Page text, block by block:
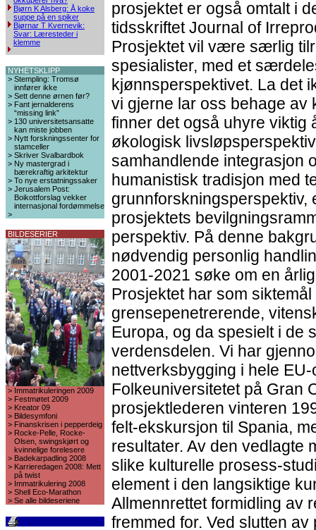
Bjørn K Alsberg: Å koke
suppe på en spiker
Bjørnar T Kvernevik:
Svar: Læresteder i
klemme
NYHETSKLIPP
> Stempling: Tromsø
innfører ikke
> Sett denne ørnen før?
> Fant jernalderens
“missing link”
> 130 universitetsansatte
kan miste jobben
> Nytt forskningssenter for
stamceller
> Skriver Svalbardbok
> Ny mastergrad i
bærekraftig arkitektur
> To nye erstatningssaker
> Jerusalem Post:
Boikottforslag vekker
internasjonal fordømmelse
>
BILDESERIER
> Immatrikuleringen 2009
> Festmøtet 2009
> Kreator 09
> Bildesymfoni
> Finanskrisen i pepperdeig
> Rocke-Pelle, Rocke-
Olsen, swingskjørt og
kvinnelige forelesere
> Badekarpadling 2008
> Karrieredagen 2008: Mett
på twist
> Immatrikulering 2008
> Shell Eco-Marathon
> Se alle bildeseriene
prosjektet er også omtalt i
tidsskriftet Journal of
Prosjektet vil være særlig
spesialister, med et
kjønnsperspektivet. La det
vi gjerne lar oss behage av
finner det også uhyre viktig
økologisk
samhandlende integrasjon
humanistisk tradisjon med
grunnforskningsperspektiv,
prosjektets
perspektiv. På denne
nødvendig personlig
2001-2021 søke om en
Prosjektet har som
grensepenetrerende,
Europa, og da spesielt i de
verdensdelen. Vi har
nettverksbygging i hele
Folkeuniversitetet på Gran
prosjektlederen vinteren
felt-ekskursjon til Spania,
resultater. Av den vedlagte
slike kulturelle prosess-
element i den langsiktige
Allmennrettet formidling av
fremmed for. Ved slutten